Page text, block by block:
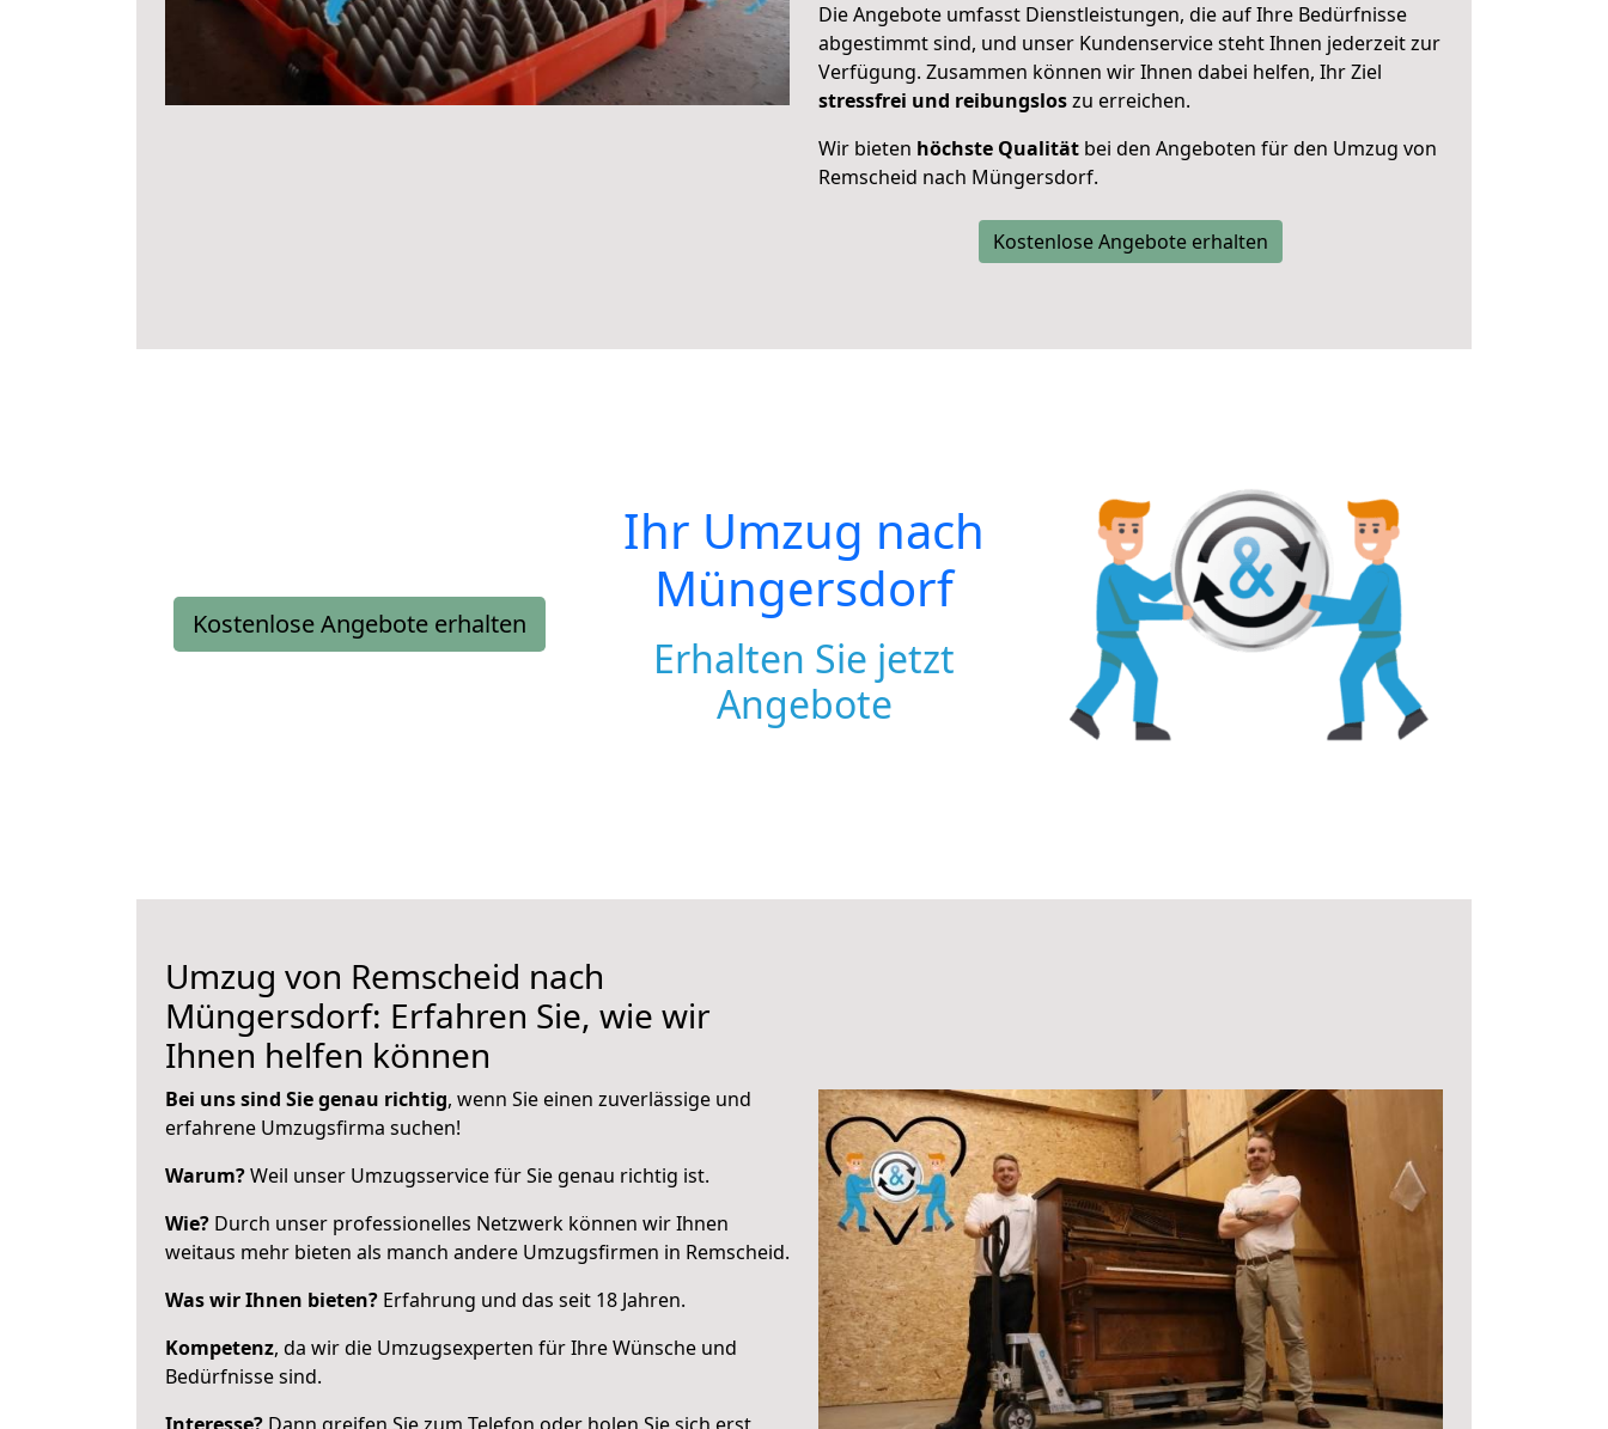
Die Angebote umfasst Dienstleistungen, die auf Ihre Bedürfnisse
abgestimmt sind, und unser Kundenservice steht Ihnen jederzeit zur
Verfügung. Zusammen können wir Ihnen dabei helfen, Ihr Ziel
stressfrei und reibungsloszu erreichen.
Wir bieten höchste Qualität bei den Angeboten für den Umzug von
Remscheid nach Müngersdorf.
Kostenlose Angebote erhalten
Kostenlose Angebote erhalten
Ihr Umzug nach
Müngersdorf
Erhalten Sie jetzt
Angebote
Umzug von Remscheid nach
Müngersdorf: Erfahren Sie, wie wir
Ihnen helfen können
Bei uns sind Sie genau richtig, wenn Sie einen zuverlässige und
erfahrene Umzugsfirma suchen!
Warum?Weil unser Umzugsservice für Sie genau richtig ist.
Wie? Durch unser professionelles Netzwerk können wir Ihnen
weitaus mehr bieten als manch andere Umzugsfirmen in Remscheid.
Was wir Ihnen bieten? Erfahrung und das seit 18 Jahren.
Kompetenz, da wir die Umzugsexperten für Ihre Wünsche und
Bedürfnisse sind.